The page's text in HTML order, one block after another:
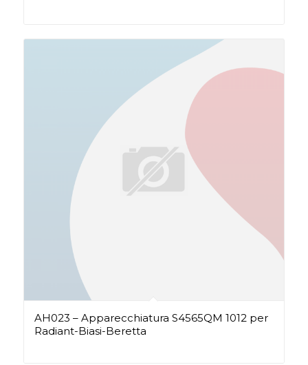
AH023 – Apparecchiatura S4565QM 1012 per
Radiant-Biasi-Beretta